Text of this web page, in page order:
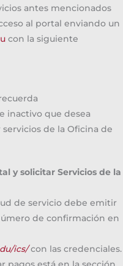
antes mencionados
al portal enviando un
con la siguiente
inactivo que desea
de la Oficina de
y solicitar Servicios de la
de servicio debe emitir
de confirmación en
ics/con las credenciales.